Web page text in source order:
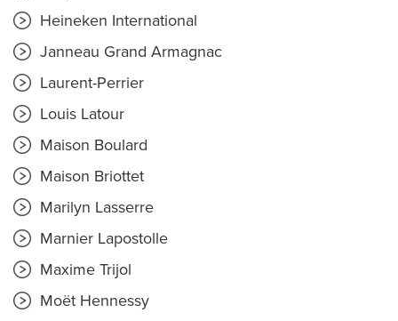
Heineken International
Janneau Grand Armagnac
Laurent-Perrier
Louis Latour
Maison Boulard
Maison Briottet
Marilyn Lasserre
Marnier Lapostolle
Maxime Trijol
Moët Hennessy